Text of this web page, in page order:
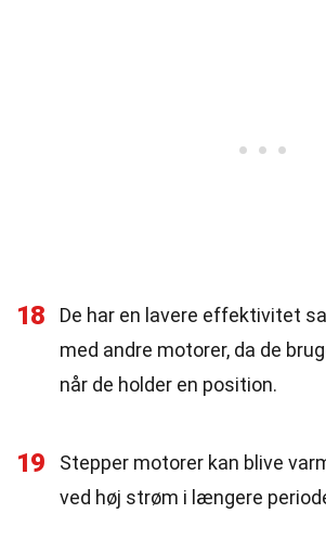
18
De har en lavere effektivitet
med andre motorer, da de
når de holder en position.
19
Stepper motorer kan blive
ved høj strøm i længere